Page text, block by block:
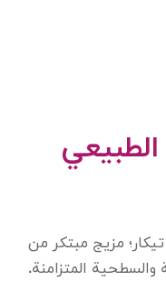
الطبيعي
مزيج مبتكر من
والسطحية المتزامنة.